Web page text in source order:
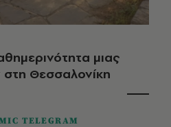
μιας
στη Θεσσαλονίκη
TELEGRAM